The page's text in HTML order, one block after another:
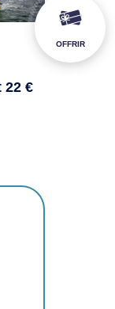
22 €
OFFRIR